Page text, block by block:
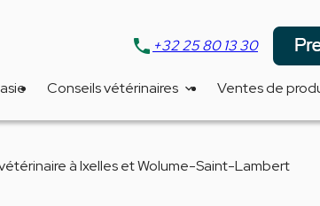
phone +32 25 80 13 30
Conseils vétérinaires Ventes de
à Ixelles et Wolume-Saint-Lambert